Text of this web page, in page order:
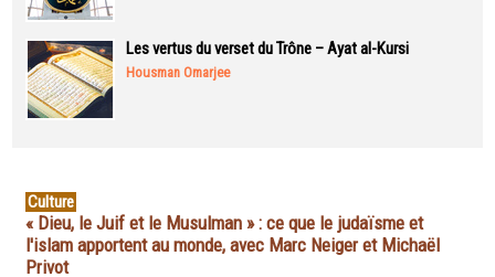
Les vertus du verset du Trône – Ayat al-Kursi
Housman Omarjee
Culture
« Dieu, le Juif et le Musulman » : ce que le judaïsme et
l'islam apportent au monde, avec Marc Neiger et Michaël
Privot